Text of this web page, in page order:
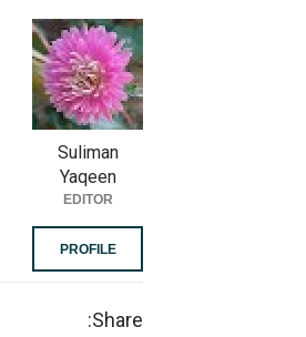
Suliman
Yaqeen
EDITOR
PROFILE
Share: